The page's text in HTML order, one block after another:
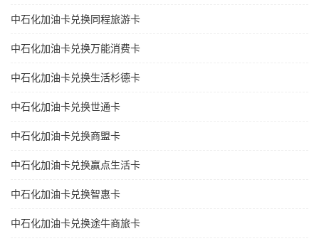
中石化加油卡兑换同程旅游卡
中石化加油卡兑换万能消费卡
中石化加油卡兑换生活杉德卡
中石化加油卡兑换世通卡
中石化加油卡兑换商盟卡
中石化加油卡兑换赢点生活卡
中石化加油卡兑换智惠卡
中石化加油卡兑换途牛商旅卡